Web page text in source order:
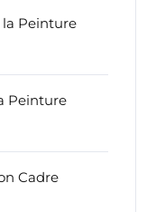
la Peinture
Peinture
Cadre